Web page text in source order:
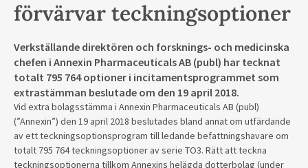
förvärvar teckningsoptioner
Verkställande direktören och forsknings- och medicinska
chefen i Annexin Pharmaceuticals AB (publ) har tecknat
totalt 795 764 optioner i incitamentsprogrammet som
extrastämman beslutade om den 19 april 2018.
Vid extra bolagsstämma i Annexin Pharmaceuticals AB (publ)
(”Annexin”) den 19 april 2018 beslutades bland annat om utfärdande
av ett teckningsoptionsprogram till ledande befattningshavare om
totalt 795 764 teckningsoptioner av serie TO3. Rätt att teckna
teckningsoptionerna tillkom Annexins helägda dotterbolag (under